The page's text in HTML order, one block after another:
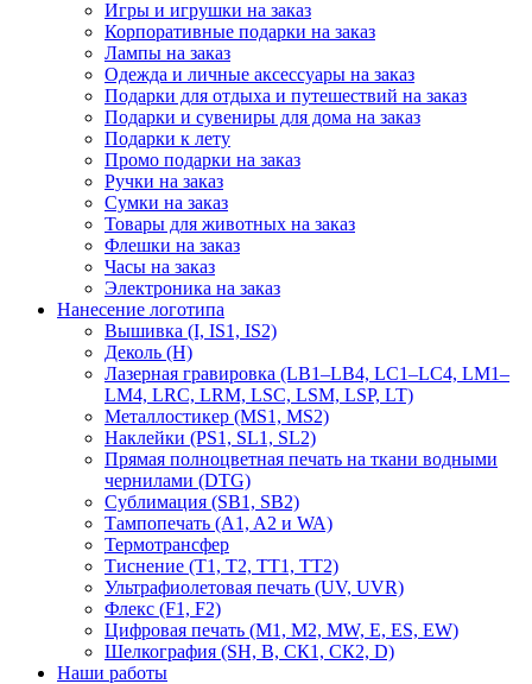
Игры и игрушки на заказ
Корпоративные подарки на заказ
Лампы на заказ
Одежда и личные аксессуары на заказ
Подарки для отдыха и путешествий на заказ
Подарки и сувениры для дома на заказ
Подарки к лету
Промо подарки на заказ
Ручки на заказ
Сумки на заказ
Товары для животных на заказ
Флешки на заказ
Часы на заказ
Электроника на заказ
Нанесение логотипа
Вышивка (I, IS1, IS2)
Деколь (H)
Лазерная гравировка (LB1–LB4, LC1–LC4, LM1–
LM4, LRC, LRM, LSC, LSM, LSP, LT)
Металлостикер (MS1, MS2)
Наклейки (PS1, SL1, SL2)
Прямая полноцветная печать на ткани водными
чернилами (DTG)
Сублимация (SB1, SB2)
Тампопечать (A1, A2 и WA)
Термотрансфер
Тиснение (Т1, Т2, ТT1, ТT2)
Ультрафиолетовая печать (UV, UVR)
Флекс (F1, F2)
Цифровая печать (M1, M2, MW, E, ES, EW)
Шелкография (SH, В, СК1, СК2, D)
Наши работы